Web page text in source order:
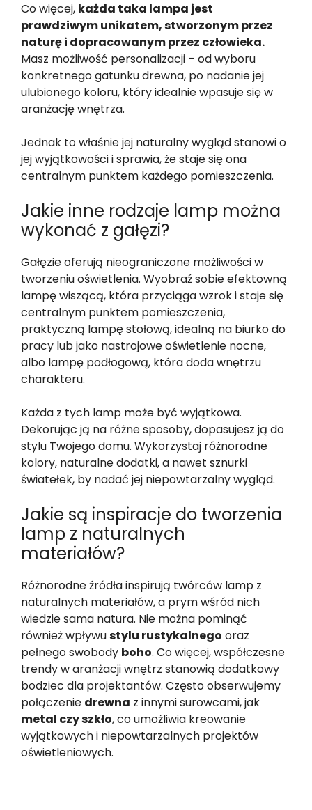
Co więcej, każda taka lampa jest
prawdziwym unikatem, stworzonym przez
naturę i dopracowanym przez człowieka.
Masz możliwość personalizacji – od wyboru
konkretnego gatunku drewna, po nadanie jej
ulubionego koloru, który idealnie wpasuje się w
aranżację wnętrza.
Jednak to właśnie jej naturalny wygląd stanowi o
jej wyjątkowości i sprawia, że staje się ona
centralnym punktem każdego pomieszczenia.
Jakie inne rodzaje lamp można
wykonać z gałęzi?
Gałęzie oferują nieograniczone możliwości w
tworzeniu oświetlenia. Wyobraź sobie efektowną
lampę wiszącą, która przyciąga wzrok i staje się
centralnym punktem pomieszczenia,
praktyczną lampę stołową, idealną na biurko do
pracy lub jako nastrojowe oświetlenie nocne,
albo lampę podłogową, która doda wnętrzu
charakteru.
Każda z tych lamp może być wyjątkowa.
Dekorując ją na różne sposoby, dopasujesz ją do
stylu Twojego domu. Wykorzystaj różnorodne
kolory, naturalne dodatki, a nawet sznurki
światełek, by nadać jej niepowtarzalny wygląd.
Jakie są inspiracje do tworzenia
lamp z naturalnych
materiałów?
Różnorodne źródła inspirują twórców lamp z
naturalnych materiałów, a prym wśród nich
wiedzie sama natura. Nie można pominąć
również wpływustylu rustykalnego oraz
pełnego swobody boho. Co więcej, współczesne
trendy w aranżacji wnętrz stanowią dodatkowy
bodziec dla projektantów. Często obserwujemy
połączenie drewna z innymi surowcami, jak
metal czy szkło, co umożliwia kreowanie
wyjątkowych i niepowtarzalnych projektów
oświetleniowych.